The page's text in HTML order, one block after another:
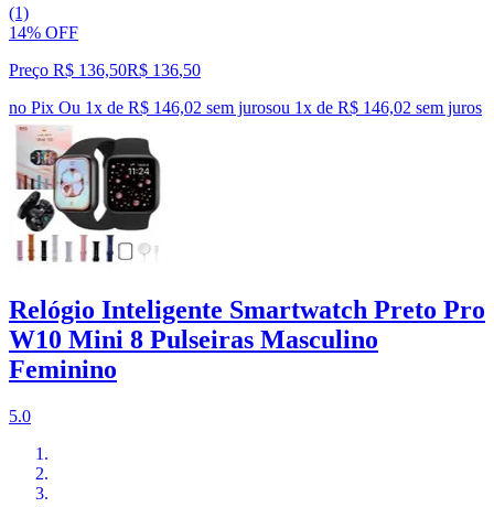
(1)
14% OFF
Preço R$ 136,50R$ 136,50
no Pix Ou 1x de R$ 146,02 sem jurosou 1x de R$ 146,02 sem juros
Relógio Inteligente Smartwatch Preto Pro
W10 Mini 8 Pulseiras Masculino
Feminino
5.0